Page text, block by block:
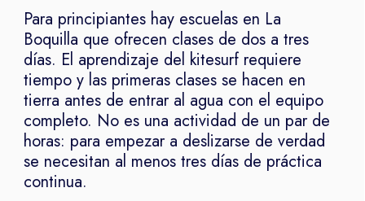
Para principiantes hay escuelas en La
Boquilla que ofrecen clases de dos a tres
días. El aprendizaje del kitesurf requiere
tiempo y las primeras clases se hacen en
tierra antes de entrar al agua con el equipo
completo. No es una actividad de un par de
horas: para empezar a deslizarse de verdad
se necesitan al menos tres días de práctica
continua.